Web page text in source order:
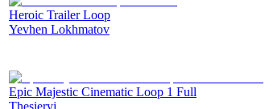
Heroic Trailer Loop
Yevhen Lokhmatov
Epic Majestic Cinematic Loop 1 Full
Thesieryj